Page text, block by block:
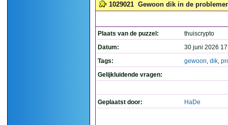
1029021 Gewoon dik in de
Plaats van de puzzel:
thuiscrypto
Datum:
30 juni 2026
Tags:
gewoon, dik,
Gelijkluidende vragen:
Geplaatst door: HaDe